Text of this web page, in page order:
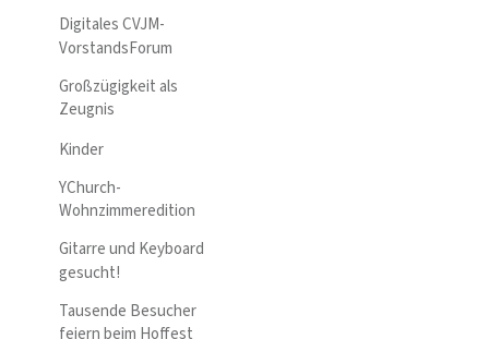
Digitales CVJM-
VorstandsForum
Großzügigkeit als
Zeugnis
Kinder
YChurch-
Wohnzimmeredition
Gitarre und Keyboard
gesucht!
Tausende Besucher
feiern beim Hoffest